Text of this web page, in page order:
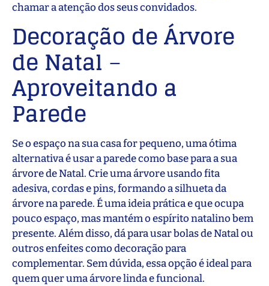
chamar a atenção dos seus convidados.
Decoração de Árvore
de Natal –
Aproveitando a
Parede
Se o espaço na sua casa for pequeno, uma ótima
alternativa é usar a parede como base para a sua
árvore de Natal. Crie uma árvore usando fita
adesiva, cordas e pins, formando a silhueta da
árvore na parede. É uma ideia prática e que ocupa
pouco espaço, mas mantém o espírito natalino bem
presente. Além disso, dá para usar bolas de Natal ou
outros enfeites como decoração para
complementar. Sem dúvida, essa opção é ideal para
quem quer uma árvore linda e funcional.